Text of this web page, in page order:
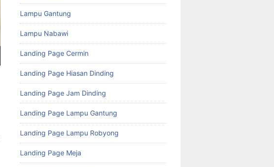
Lampu Gantung
Lampu Nabawi
Landing Page Cermin
Landing Page Hiasan Dinding
Landing Page Jam Dinding
Landing Page Lampu Gantung
Landing Page Lampu Robyong
Landing Page Meja